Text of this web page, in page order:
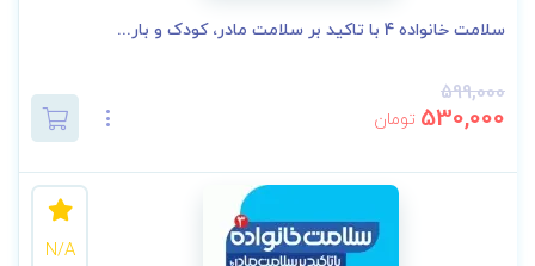
سلامت خانواده 4 با تاکید بر سلامت مادر، کودک و بار...
599,000
530,000 تومان
N/A